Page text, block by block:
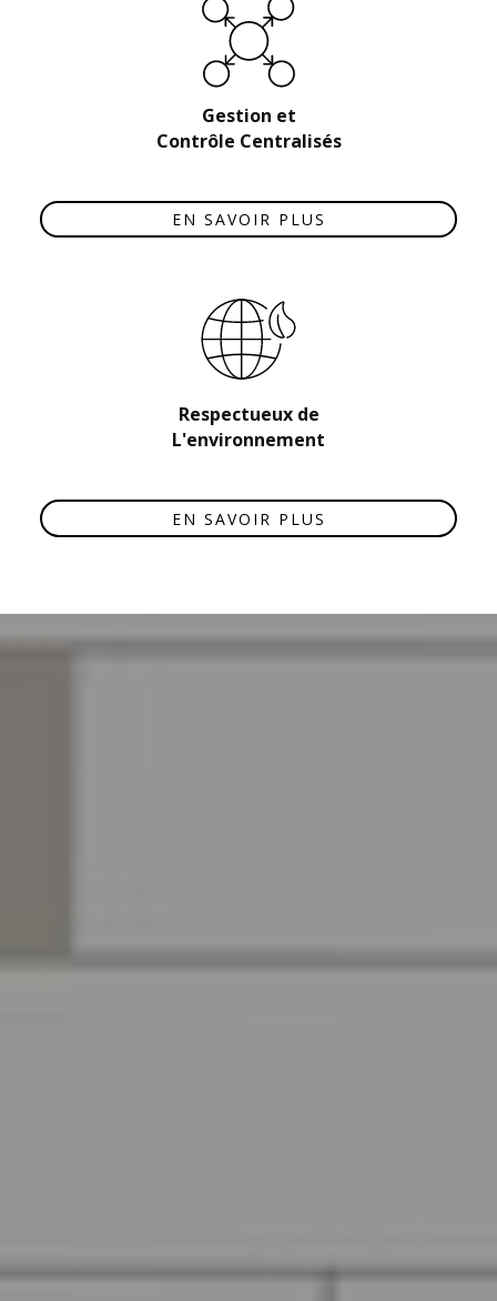
Gestion et
Contrôle Centralisés
EN SAVOIR PLUS
Respectueux de
L'environnement
EN SAVOIR PLUS